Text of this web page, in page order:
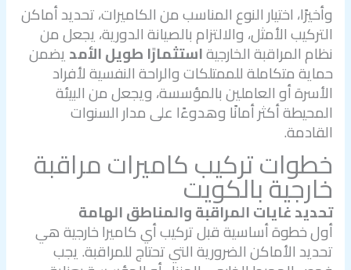
وأخيرًا، اختيار النوع المناسب من الكاميرات، تحديد أماكن
التركيب الأمثل، والالتزام بالصيانة الدورية، يجعل من
نظام المراقبة الخارجيةاستثمارًا طويل الأمديضمن
حماية متكاملة للممتلكات والراحة النفسية لأفراد
الأسرة أو العاملين بالمؤسسة، ويجعل من البيئة
المحيطة أكثر أمانًا وهدوءًا على مدار السنوات
القادمة.
خطواتتركيب كاميرات مراقبة
خارجية بالكويت
تحديد غايات المراقبة والمناطق الهامة
أول خطوة أساسية قبل تركيب أي كاميرا خارجية هي
تحديد الأماكن الضرورية التي تحتاج للمراقبة. يجب